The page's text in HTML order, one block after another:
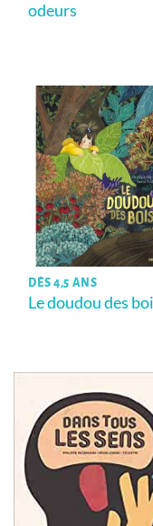
odeurs
DÈS 4,5 ANS
Le doudou des